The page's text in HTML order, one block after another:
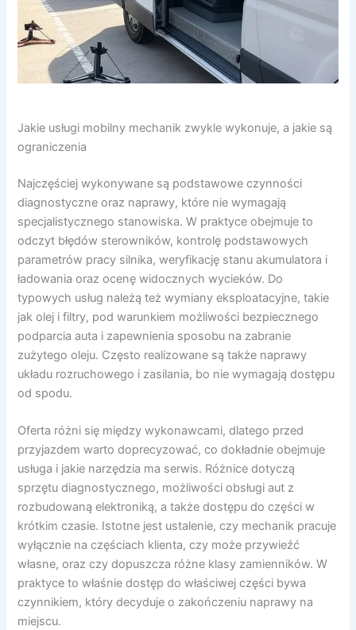
Jakie usługi mobilny mechanik zwykle wykonuje, a jakie są
ograniczenia
Najczęściej wykonywane są podstawowe czynności
diagnostyczne oraz naprawy, które nie wymagają
specjalistycznego stanowiska. W praktyce obejmuje to
odczyt błędów sterowników, kontrolę podstawowych
parametrów pracy silnika, weryfikację stanu akumulatora i
ładowania oraz ocenę widocznych wycieków. Do
typowych usług należą też wymiany eksploatacyjne, takie
jak olej i filtry, pod warunkiem możliwości bezpiecznego
podparcia auta i zapewnienia sposobu na zabranie
zużytego oleju. Często realizowane są także naprawy
układu rozruchowego i zasilania, bo nie wymagają dostępu
od spodu.
Oferta różni się między wykonawcami, dlatego przed
przyjazdem warto doprecyzować, co dokładnie obejmuje
usługa i jakie narzędzia ma serwis. Różnice dotyczą
sprzętu diagnostycznego, możliwości obsługi aut z
rozbudowaną elektroniką, a także dostępu do części w
krótkim czasie. Istotne jest ustalenie, czy mechanik pracuje
wyłącznie na częściach klienta, czy może przywieźć
własne, oraz czy dopuszcza różne klasy zamienników. W
praktyce to właśnie dostęp do właściwej części bywa
czynnikiem, który decyduje o zakończeniu naprawy na
miejscu.